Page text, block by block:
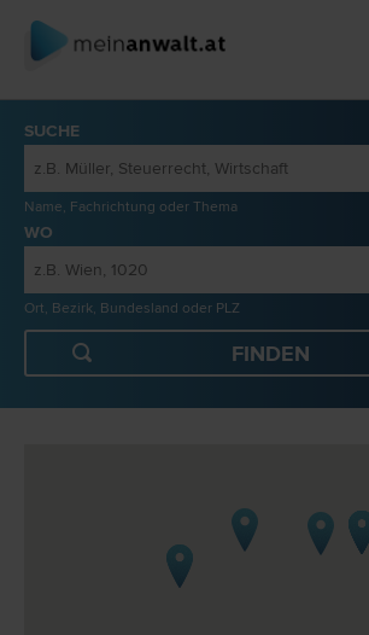
SUCHE
Name, Fachrichtung oder Thema
WO
Ort, Bezirk, Bundesland oder PLZ